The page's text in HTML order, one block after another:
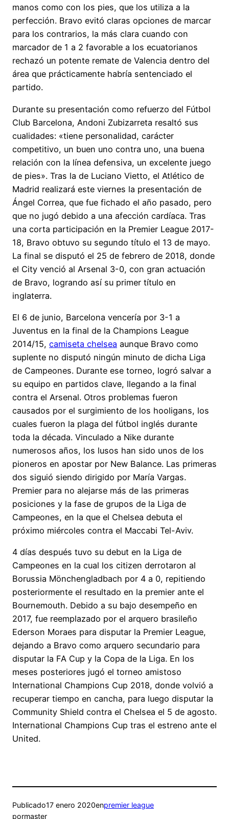
manos como con los pies, que los utiliza a la
perfección. Bravo evitó claras opciones de marcar
para los contrarios, la más clara cuando con
marcador de 1 a 2 favorable a los ecuatorianos
rechazó un potente remate de Valencia dentro del
área que prácticamente habría sentenciado el
partido.
Durante su presentación como refuerzo del Fútbol
Club Barcelona, Andoni Zubizarreta resaltó sus
cualidades: «tiene personalidad, carácter
competitivo, un buen uno contra uno, una buena
relación con la línea defensiva, un excelente juego
de pies». Tras la de Luciano Vietto, el Atlético de
Madrid realizará este viernes la presentación de
Ángel Correa, que fue fichado el año pasado, pero
que no jugó debido a una afección cardíaca. Tras
una corta participación en la Premier League 2017-
18, Bravo obtuvo su segundo título el 13 de mayo.
La final se disputó el 25 de febrero de 2018, donde
el City venció al Arsenal 3-0, con gran actuación
de Bravo, logrando así su primer título en
inglaterra.
El 6 de junio, Barcelona vencería por 3-1 a
Juventus en la final de la Champions League
2014/15, camiseta chelsea aunque Bravo como
suplente no disputó ningún minuto de dicha Liga
de Campeones. Durante ese torneo, logró salvar a
su equipo en partidos clave, llegando a la final
contra el Arsenal. Otros problemas fueron
causados por el surgimiento de los hooligans, los
cuales fueron la plaga del fútbol inglés durante
toda la década. Vinculado a Nike durante
numerosos años, los lusos han sido unos de los
pioneros en apostar por New Balance. Las primeras
dos siguió siendo dirigido por María Vargas.
Premier para no alejarse más de las primeras
posiciones y la fase de grupos de la Liga de
Campeones, en la que el Chelsea debuta el
próximo miércoles contra el Maccabi Tel-Aviv.
4 días después tuvo su debut en la Liga de
Campeones en la cual los citizen derrotaron al
Borussia Mönchengladbach por 4 a 0, repitiendo
posteriormente el resultado en la premier ante el
Bournemouth. Debido a su bajo desempeño en
2017, fue reemplazado por el arquero brasileño
Ederson Moraes para disputar la Premier League,
dejando a Bravo como arquero secundario para
disputar la FA Cup y la Copa de la Liga. En los
meses posteriores jugó el torneo amistoso
International Champions Cup 2018, donde volvió a
recuperar tiempo en cancha, para luego disputar la
Community Shield contra el Chelsea el 5 de agosto.
International Champions Cup tras el estreno ante el
United.
Publicado17 enero 2020enpremier league
pormaster